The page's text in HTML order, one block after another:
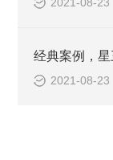
经典案例，
2021-08-23